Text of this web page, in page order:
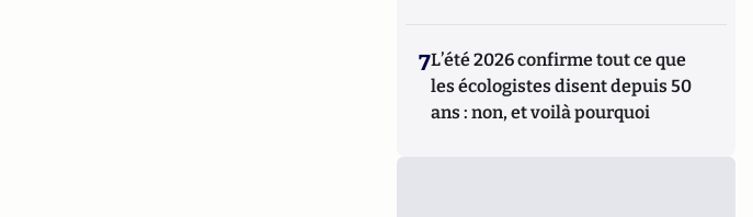
7L’été 2026 confirme tout ce que
les écologistes disent depuis 50
ans : non, et voilà pourquoi